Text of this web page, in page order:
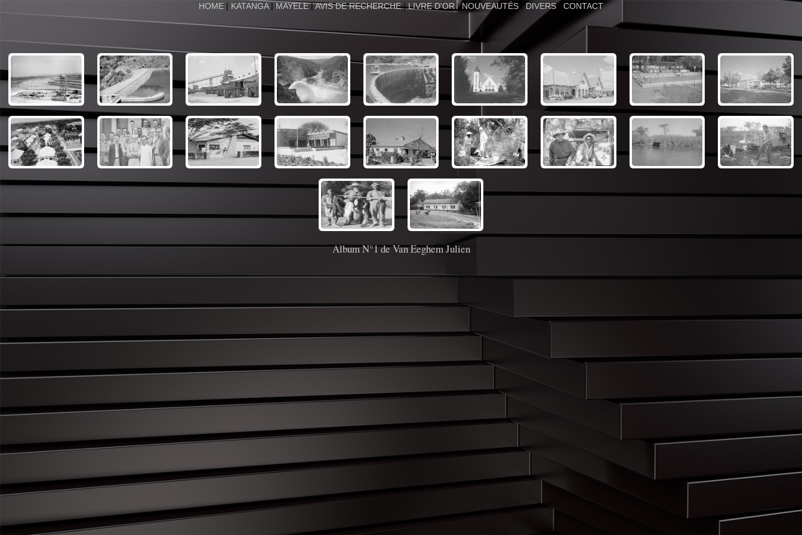
HOME | KATANGA| MAYELE|AVIS DE RECHERCHE|LIVRE D'OR |NOUVEAUTÉS |DIVERS| CONTACT
Album N°1 de Van Eeghem Julien